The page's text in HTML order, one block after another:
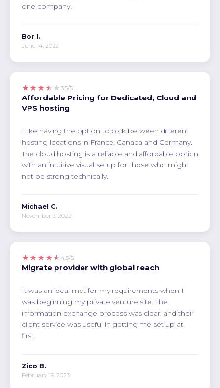
one company.
Bor I.
June 14, 2022
★★★★★ 3.5/5
Affordable Pricing for Dedicated, Cloud and
VPS hosting
I like having the option to pick between different
hosting locations in France, Canada and Germany.
The cloud hosting is a reliable and affordable option
with an intuitive visual setup for those who might
not be strong technically.
Michael C.
November 3, 2022
★★★★★ 4.5/5
Migrate provider with global reach
It was an ideal met for my requirements when I
was beginning my private venture site. The
information exchange process was clear, and their
client service was useful in getting me set up at
first.
Zico B.
February 19, 2023